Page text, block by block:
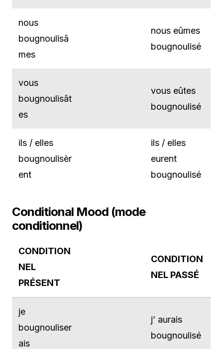
nous
bougnoulisâ
mes
nous eûmes
bougnoulisé
vous
bougnoulisât
es
vous eûtes
bougnoulisé
ils / elles
bougnoulisèr
ent
ils / elles
eurent
bougnoulisé
Conditional Mood (mode
conditionnel)
CONDITION
NEL
PRÉSENT
CONDITION
NEL PASSÉ
je
bougnouliser
ais
j’ aurais
bougnoulisé